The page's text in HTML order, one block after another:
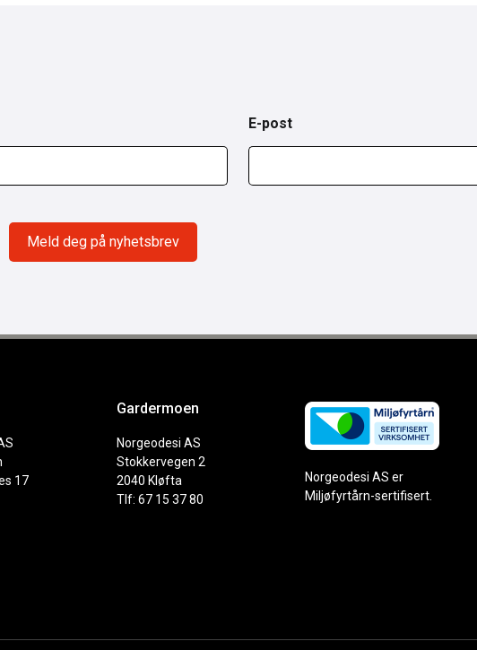
E-post
17
Gardermoen
Norgeodesi AS
Stokkervegen 2
2040 Kløfta
Tlf: 67 15 37 80
Norgeodesi AS er
Miljøfyrtårn-sertifisert.